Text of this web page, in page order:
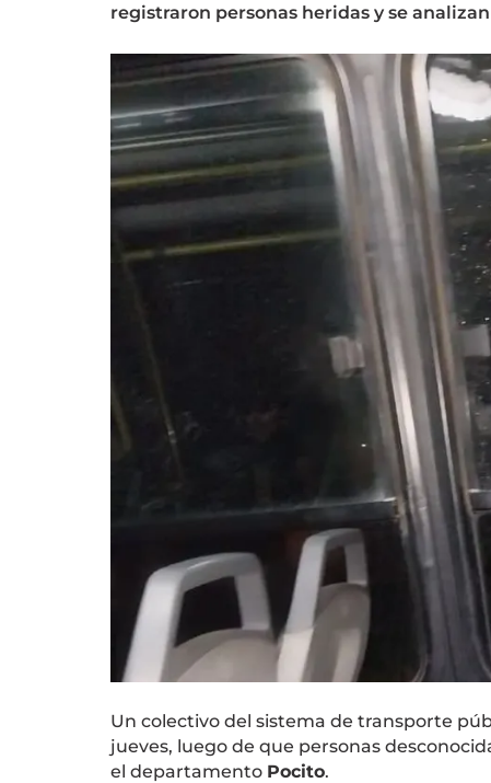
registraron personas heridas y se
Un colectivo del sistema de transporte
jueves, luego de que personas
el departamento Pocito.